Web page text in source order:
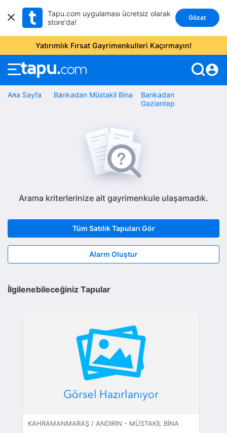
Tapu.com uygulaması ücretsiz olarak
store'da!
Gözat
Yatırımlık Fırsat Gayrimenkulleri Kaçırmayın!
account_circle
Ana Sayfa Bankadan Müstakil Bina
Bankadan
Gaziantep
Arama kriterlerinize ait gayrimenkule ulaşamadık.
Tüm Satılık Tapuları Gör
Alarm Oluştur
İlgilenebileceğiniz Tapular
KAHRAMANMARAŞ / ANDIRIN - MÜSTAKIL BINA